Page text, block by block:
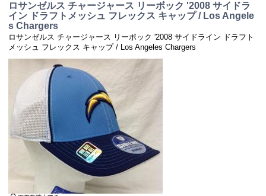
ロサンゼルス チャージャース リーボック '2008 サイドラ
イン ドラフトメッシュ フレックス キャップ / Los Angele
s Chargers
ロサンゼルス チャージャース リーボック '2008 サイドライン ドラフト
メッシュ フレックス キャップ / Los Angeles Chargers